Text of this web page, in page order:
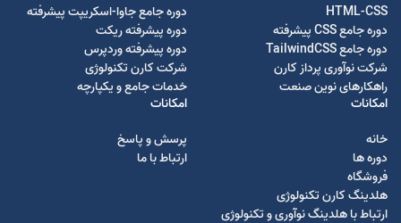
HTML-CSS
دوره جامع CSS پیشرفته
دوره جامع TailwindCSS
شرکت نوآوری پرداز کارن
راهکارهای نوین صنعت
دوره جامع جاوا-اسکریپت پیشرفته
دوره پیشرفته ریکت
دوره پیشرفته وردپرس
شرکت کارن تکنولوژی
خدمات جامع و یکپارچه
امکانات
خانه
دوره ها
فروشگاه
هلدینگ کارن تکنولوژی
ارتباط با هلدینگ نوآوری و تکنولوژی
امکانات
پرسش و پاسخ
ارتباط با ما